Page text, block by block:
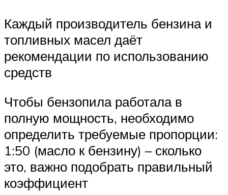
Каждый производитель бензина и
топливных масел даёт
рекомендации по использованию
средств
Чтобы бензопила работала в
полную мощность, необходимо
определить требуемые пропорции:
1:50 (масло к бензину) – сколько
это, важно подобрать правильный
коэффициент